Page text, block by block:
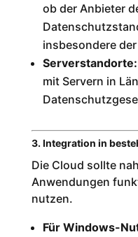
ob der Anbieter
insbesondere der
Serverstandorte:
mit Servern in
3. Integration in
Die Cloud sollte
Anwendungen
nutzen.
Für Windows-